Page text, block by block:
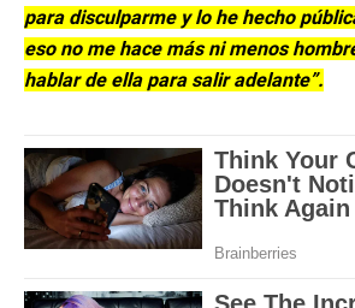
para disculparme y lo he hecho
eso no me hace más ni menos
hablar de ella para salir adelante”.